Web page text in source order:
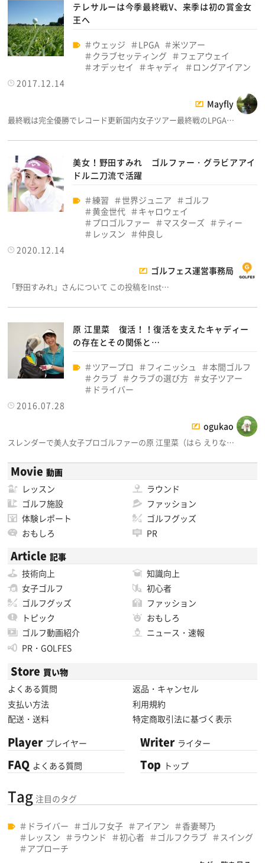
テレサルーは今季最終戦V、来季は初の賞金女
王へ
ウェッジ LPGA
米ツアー
クラブセッティング
フェアウェイ
オデッセイ
キャディ
ロングアイアン
2017.12.14
Mayfly
最終戦は完全優勝でレコード更新国内女子ツアー最終戦のLPGA…
美女！野田すみれ ゴルファー・グラビアアイ
ドル二刀流で活躍
練習 世界ジュニア
ゴルフ
黄金世代
キャロウェイ
プロゴルファー
マスターズ
ティー
レッスン
仲良し
2020.12.14
ゴルフェス運営事務局
「野田すみれ」さんについて この投稿をInst…
原 江里菜 復活！！復活を支えたキャディー
の存在とその関係と…
ツアープロ フィニッシュ
本間ゴルフ
クラブ
クラブの選び方
女子ツアー
ドライバー
2016.07.28
ogukao
スレンダーで美人女子プロゴルファーの原 江里菜（はら えりな…
Movie 動画
レッスン
ラウンド
ゴルフ施設
ファッション
体験レポート
ゴルフグッズ
おもしろ
PR
Article 記事
技術向上
知識向上
女子ゴルフ
初心者
ゴルフグッズ
ファッション
トピック
おもしろ
ゴルフ動画紹介
ニュース・速報
PR・GOLFES
Store 買い物
よくある質問
返品・キャンセル
支払い方法
利用規約
配送・送料
特定商取引法に基づく表示
Player プレイヤー
FAQ よくある質問
Writer ライター
Top トップ
Tag 注目のタグ
ドライバー ゴルフ女子 アイアン
香妻琴乃
レッスン
ラウンド 初心者 ゴルフクラブ
スイング
アプローチ